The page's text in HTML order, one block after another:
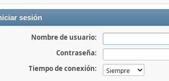
sesión
Nombre de usuario:
Contraseña:
Tiempo de conexión: